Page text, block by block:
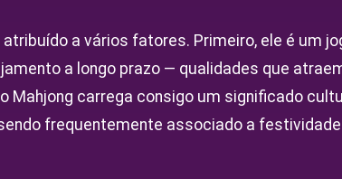
a vários fatores. Primeiro, ele é um
a longo prazo — qualidades que
Mahjong carrega consigo um significado
frequentemente associado a